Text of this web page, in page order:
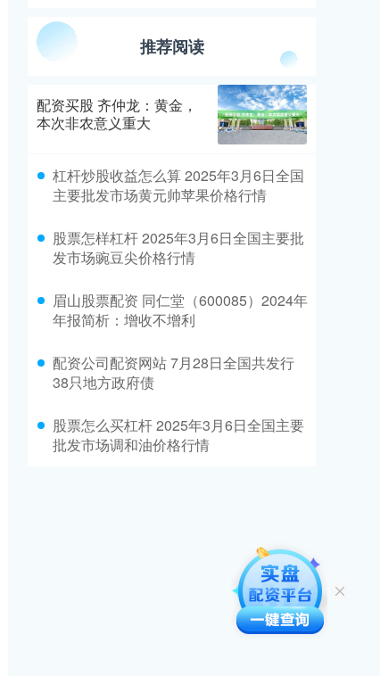
推荐阅读
配资买股 齐仲龙：黄金，
本次非农意义重大
杠杆炒股收益怎么算 2025年3月6日全国
主要批发市场黄元帅苹果价格行情
股票怎样杠杆 2025年3月6日全国主要批
发市场豌豆尖价格行情
眉山股票配资 同仁堂（600085）2024年
年报简析：增收不增利
配资公司配资网站 7月28日全国共发行
38只地方政府债
股票怎么买杠杆 2025年3月6日全国主要
批发市场调和油价格行情